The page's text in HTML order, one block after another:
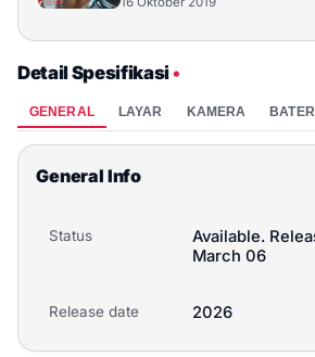
Detail Spesifikasi•
GENERAL LAYAR KAMERA
General Info
Status
Available.
March 06
Release date 2026